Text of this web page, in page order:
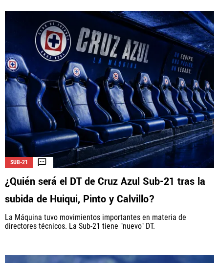
SUB-21
¿Quién será el DT de Cruz Azul Sub-21 tras la
subida de Huiqui, Pinto y Calvillo?
La Máquina tuvo movimientos importantes en materia de
directores técnicos. La Sub-21 tiene "nuevo" DT.